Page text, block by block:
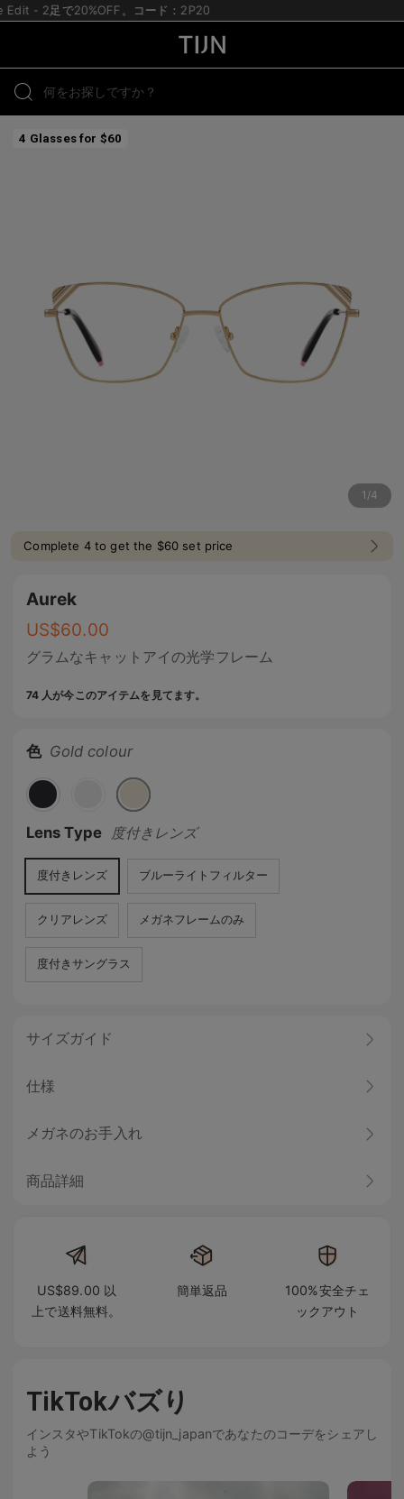
- 2足で20%OFF。コード：2P20
4 Glasses for $60
1 /4
Complete 4 to get the $60 set price
Aurek
US$60.00
グラムなキャットアイの光学フレーム
74 人が今このアイテムを見てます。
色 Gold colour
Lens Type 度付きレンズ
度付きレンズ ブルーライトフィルター
クリアレンズ メガネフレームのみ
度付きサングラス
サイズガイド
仕様
メガネのお手入れ
商品詳細
US$89.00 以
上で送料無料。
簡単返品
100%安全チェ
ックアウト
TikTokバズり
インスタやTikTokの@tijn_japanであなたのコーデをシェアし
よう